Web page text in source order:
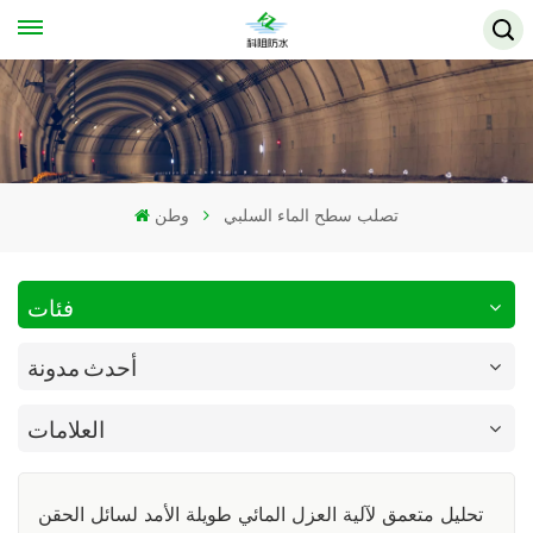
وطن تصلب سطح الماء السلبي
فئات
أحدث مدونة
العلامات
تحليل متعمق لآلية العزل المائي طويلة الأمد لسائل الحقن